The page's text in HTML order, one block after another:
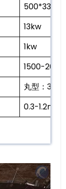
13kw
1kw
1500-
丸型：
0.3-1.2mm